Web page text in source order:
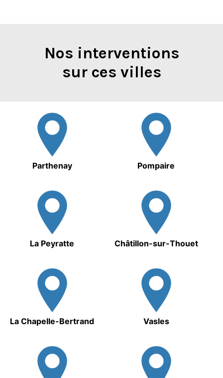
Nos interventions
sur ces villes
Parthenay Pompaire
La Peyratte Châtillon-sur-Thouet
La Chapelle-Bertrand Vasles